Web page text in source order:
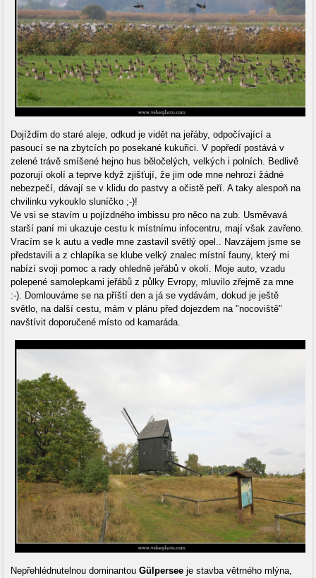
Dojíždím do staré aleje, odkud je vidět na jeřáby, odpočívající a
pasoucí se na zbytcích po posekané kukuřici. V popředí postává v
zelené trávě smíšené hejno hus běločelých, velkých i polních. Bedlivě
pozorují okolí a teprve když zjišťují, že jim ode mne nehrozí žádné
nebezpečí, dávají se v klidu do pastvy a očistě peří. A taky alespoň na
chvilinku vykouklo sluníčko ;-)!
Ve vsi se stavím u pojízdného imbissu pro něco na zub. Usměvavá
starší paní mi ukazuje cestu k místnímu infocentru, mají však zavřeno.
Vracím se k autu a vedle mne zastavil světlý opel.. Navzájem jsme se
představili a z chlapíka se klube velký znalec místní fauny, který mi
nabízí svoji pomoc a rady ohledně jeřábů v okolí. Moje auto, vzadu
polepené samolepkami jeřábů z půlky Evropy, mluvilo zřejmě za mne
:-). Domlouváme se na příští den a já se vydávám, dokud je ještě
světlo, na další cestu, mám v plánu před dojezdem na "nocoviště"
navštívit doporučené místo od kamaráda.
Nepřehlédnutelnou dominantou Gülpersee je stavba větrného mlýna,